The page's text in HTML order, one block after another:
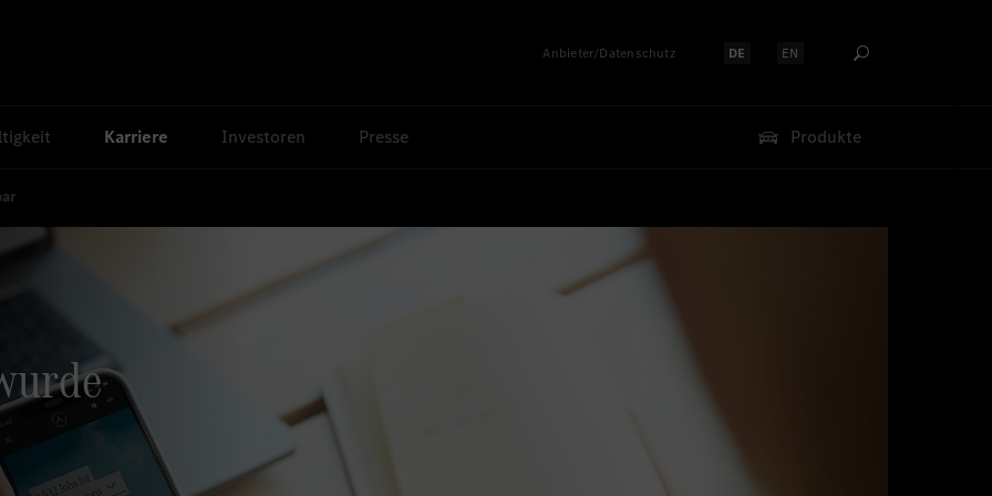
Anbieter/Datenschutz Sprache auswählen:
DE Sprache auswählen:
EN
Karriere Investoren Presse Produkte